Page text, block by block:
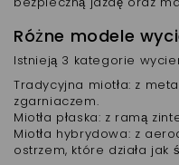
Różne modele
Istnieją 3 kategorie
Tradycyjna miotła: z
zgarniaczem.
Miotła płaska: z ramą
Miotła hybrydowa: z
ostrzem, które działa jak